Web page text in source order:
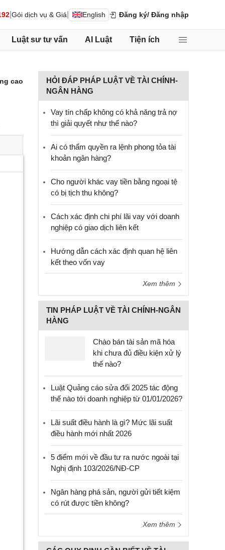
Gói dịch vụ & Giá English Đăng ký/ Đăng nhập
Luật sư tư vấn AI Luật Tiện ích
cao
HỎI ĐÁP PHÁP LUẬT VỀ TÀI CHÍNH-
NGÂN HÀNG
Vay tín chấp không có khả năng trả nợ
thì giải quyết như thế nào?
Ai có thẩm quyền ra lệnh phong tỏa tài
khoản ngân hàng?
Cho người khác vay tiền bằng ngoại tệ
có bị tịch thu không?
Cách xác định chi phí lãi vay với doanh
nghiệp có giao dịch liên kết
Hướng dẫn cách xác định quan hệ liên
kết theo vốn vay
Xem thêm
TIN PHÁP LUẬT VỀ TÀI CHÍNH-NGÂN
HÀNG
Chào bán tài sản mã hóa
khi chưa đủ điều kiện xử lý
thế nào?
Luật Quảng cáo sửa đổi 2025 tác động
thế nào tới doanh nghiệp từ 01/01/2026?
Lãi suất điều hành là gì? Mức lãi suất
điều hành mới nhất 2026
5 điểm mới về đầu tư ra nước ngoài tại
Nghị định 103/2026/NĐ-CP
Ngân hàng phá sản, người gửi tiết kiệm
có rút được tiền không?
Xem thêm